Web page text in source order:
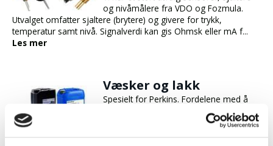
og nivåmålere fra VDO og Fozmula.
Utvalget omfatter sjaltere (brytere) og givere for trykk,
temperatur samt nivå. Signalverdi kan gis Ohmsk eller mA f...
Les mer
Væsker og lakk
Spesielt for Perkins. Fordelene med å
velge disse produktene, er at brukeren
kan være sikker på at produsenten har